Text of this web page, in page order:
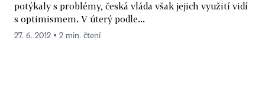
potýkaly s problémy, česká vláda však jejich využití vidí
s optimismem. V úterý podle...
27. 6. 2012 ▪ 2 min. čtení